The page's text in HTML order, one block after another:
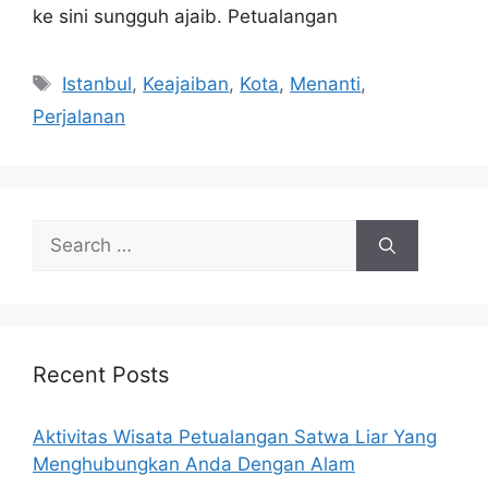
ke sini sungguh ajaib. Petualangan
Tags
Istanbul, Keajaiban, Kota, Menanti,
Perjalanan
Search
for:
Recent Posts
Aktivitas Wisata Petualangan Satwa Liar Yang
Menghubungkan Anda Dengan Alam